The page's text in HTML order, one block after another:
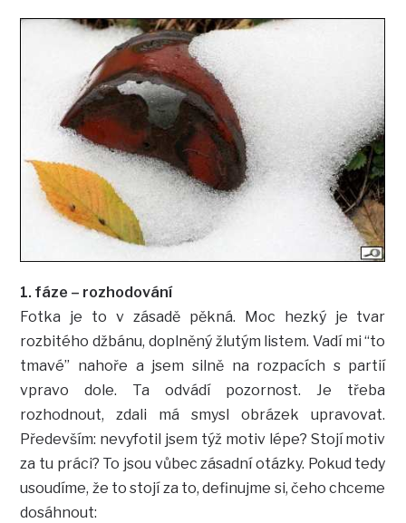
1. fáze – rozhodování
Fotka je to v zásadě pěkná. Moc hezký je tvar
rozbitého džbánu, doplněný žlutým listem. Vadí mi “to
tmavé” nahoře a jsem silně na rozpacích s partií
vpravo dole. Ta odvádí pozornost. Je třeba
rozhodnout, zdali má smysl obrázek upravovat.
Především: nevyfotil jsem týž motiv lépe? Stojí motiv
za tu práci? To jsou vůbec zásadní otázky. Pokud tedy
usoudíme, že to stojí za to, definujme si, čeho chceme
dosáhnout: